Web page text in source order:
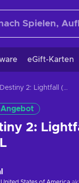
eGift-Karten
Destiny 2: Lightfall (DLC) Steam Key GLOBAL
2: